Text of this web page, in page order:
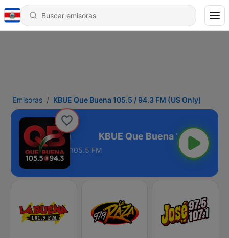
Emisoras KBUE Que Buena 105.5 / 94.3 FM (US Only)
FM (US Only)
105.5 FM